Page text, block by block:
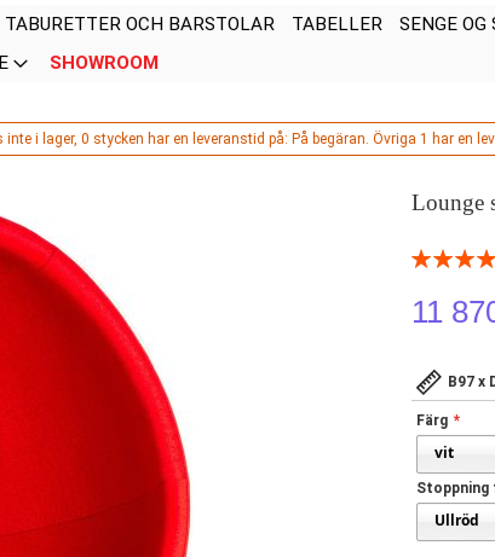
TABURETTER OCH BARSTOLAR TABELLER SENGE OG
SHOWROOM
i lager, 0 stycken har en leveranstid på: På begäran. Övriga 1 har en
Lounge
Rating:
11
B97 x
Färg
Stoppning